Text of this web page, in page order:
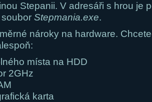
Stepanii. V adresáři s hrou je
Stepmania.exe.
nároky na hardware.
místa na HDD
2GHz
karta